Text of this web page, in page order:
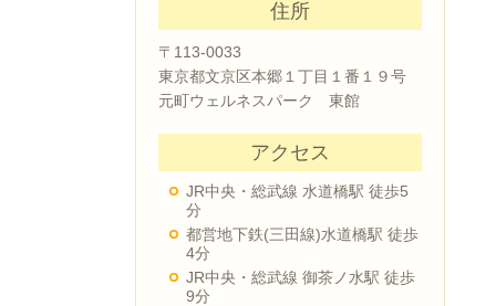
住所
〒113-0033
東京都文京区本郷１丁目１番１９号
元町ウェルネスパーク 東館
アクセス
JR中央・総武線 水道橋駅 徒歩5
分
都営地下鉄(三田線)水道橋駅 徒歩
4分
JR中央・総武線 御茶ノ水駅 徒歩
9分